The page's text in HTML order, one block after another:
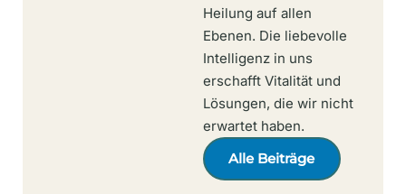
Heilung auf allen
Ebenen. Die liebevolle
Intelligenz in uns
erschafft Vitalität und
Lösungen, die wir nicht
erwartet haben.
Alle Beiträge